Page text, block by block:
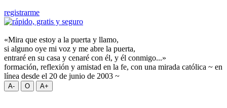
registrarme
«Mira que estoy a la puerta y llamo,
si alguno oye mi voz y me abre la puerta,
entraré en su casa y cenaré con él, y él conmigo...»
formación, reflexión y amistad en la fe, con una mirada católica ~ en
línea desde el 20 de junio de 2003 ~